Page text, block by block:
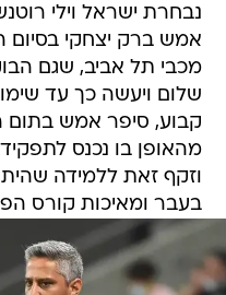
נבחרת ישראל וילי
אמש ברק יצחקי בסיום
מכבי תל אביב, שגם
שלום ויעשה כך עד
קבוע, סיפר אמש בתום
מהאופן בו נכנס
וזקף זאת ללמידה
בעבר ומאיכות קורס